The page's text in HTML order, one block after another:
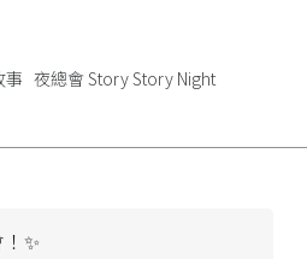
✨
事 夜總會 Story Story Night